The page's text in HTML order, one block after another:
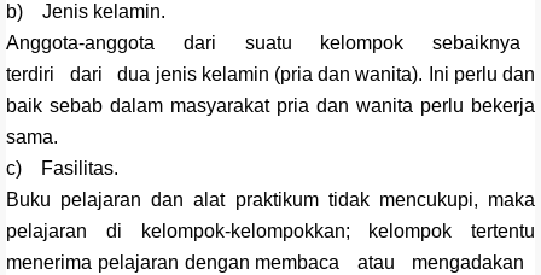
b) Jenis kelamin.
Anggota-anggota dari suatu kelompok sebaiknya
terdiri dari dua jenis kelamin (pria dan wanita). Ini perlu dan
baik sebab dalam masyarakat pria dan wanita perlu bekerja
sama.
c) Fasilitas.
Buku pelajaran dan alat praktikum tidak mencukupi, maka
pelajaran di kelompok-kelompokkan; kelompok tertentu
menerima pelajaran dengan membaca atau mengadakan